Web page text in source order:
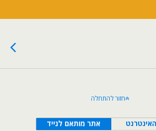
חזור להתחלה
אתר מותאם לנייד